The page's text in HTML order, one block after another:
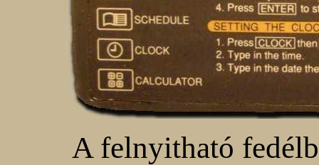
A felnyitható